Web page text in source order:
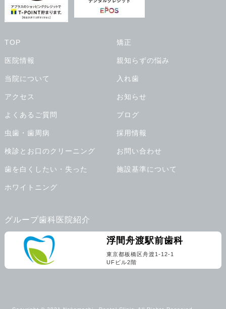
TOP
医院情報
当院について
アクセス
よくあるご質問
虫歯・歯周病
検診とお口のクリーニング
歯を白くしたい・失った
ホワイトニング
矯正
親知らずの悩み
入れ歯
お知らせ
ブログ
採用情報
お問い合わせ
施設基準について
グループ歯科医院紹介
浮間舟渡駅前歯科
東京都板橋区舟渡1-12-1
UFビル2階